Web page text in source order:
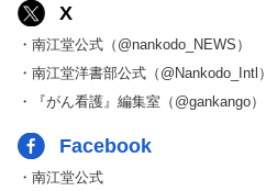
X
・南江堂公式（@nankodo_NEWS）
・南江堂洋書部公式（@Nankodo_Intl）
・『がん看護』編集室（@gankango）
Facebook
・南江堂公式